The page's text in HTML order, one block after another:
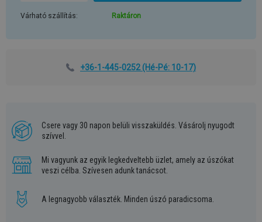
Várható szállítás: Raktáron
+36-1-445-0252(Hé-Pé: 10-17)
Csere vagy 30 napon belüli visszaküldés. Vásárolj nyugodt
szívvel.
Mi vagyunk az egyik legkedveltebb üzlet, amely az úszókat
veszi célba. Szívesen adunk tanácsot.
A legnagyobb választék. Minden úszó paradicsoma.